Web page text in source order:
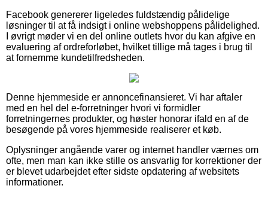
Facebook genererer ligeledes fuldstændig pålidelige
løsninger til at få indsigt i online webshoppens pålidelighed.
I øvrigt møder vi en del online outlets hvor du kan afgive en
evaluering af ordreforløbet, hvilket tillige må tages i brug til
at fornemme kundetilfredsheden.
Denne hjemmeside er annoncefinansieret. Vi har aftaler
med en hel del e-forretninger hvori vi formidler
forretningernes produkter, og høster honorar ifald en af de
besøgende på vores hjemmeside realiserer et køb.
Oplysninger angående varer og internet handler værnes om
ofte, men man kan ikke stille os ansvarlig for korrektioner der
er blevet udarbejdet efter sidste opdatering af websitets
informationer.